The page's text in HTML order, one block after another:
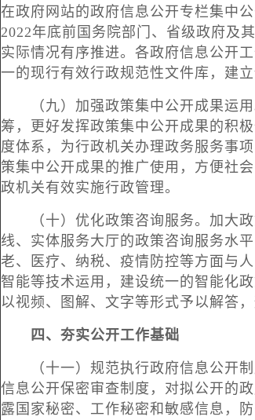
在政府网站的政府信息公开专栏集中
2022年底前国务院部门、省级政府及
实际情况有序推进。各政府信息公开
一的现行有效行政规范性文件库，建
（九）加强政策集中公开成果运用
筹，更好发挥政策集中公开成果的积
度体系，为行政机关办理政务服务事
策集中公开成果的推广使用，方便社
政机关有效实施行政管理。
（十）优化政策咨询服务。加大政
线、实体服务大厅的政策咨询服务水
老、医疗、纳税、疫情防控等方面与
智能等技术运用，建设统一的智能化
以视频、图解、文字等形式予以解答
四、夯实公开工作基础
（十一）规范执行政府信息公开制
信息公开保密审查制度，对拟公开的
露国家秘密、工作秘密和敏感信息，